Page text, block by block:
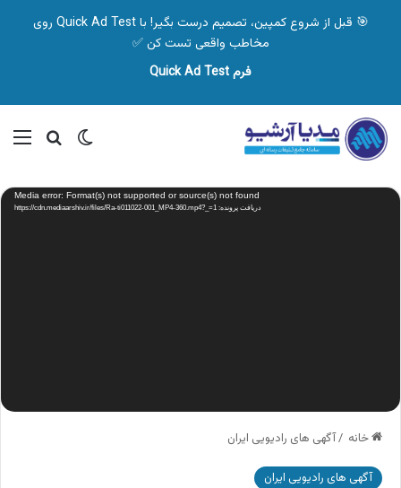
🎯 قبل از شروع کمپین، تصمیم درست بگیر! با Quick Ad Test روی
مخاطب واقعی تست کن ✅
فرم Quick Ad Test
تغییر پوسته
نمایشگر
ویدیو Media error: Format(s) not supported or source(s) not found
دریافت پرونده: https://cdn.mediaarshiv.ir/files/Ra-ti011022-001_MP4-360.mp4?_=1
خانه /آگهی های رادیویی ایران
آگهی های رادیویی ایران